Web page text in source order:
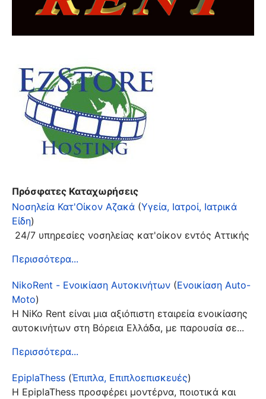
Πρόσφατες Καταχωρήσεις
Νοσηλεία Κατ'Οίκον Αζακά (Υγεία, Ιατροί, Ιατρικά
Είδη)
24/7 υπηρεσίες νοσηλείας κατ'οίκον εντός Αττικής
Περισσότερα...
NikoRent - Ενοικίαση Αυτοκινήτων (Ενοικίαση Auto-
Moto)
Η NiKo Rent είναι μια αξιόπιστη εταιρεία ενοικίασης
αυτοκινήτων στη Βόρεια Ελλάδα, με παρουσία σε...
Περισσότερα...
EpiplaThess (Έπιπλα, Επιπλοεπισκευές)
Η EpiplaThess προσφέρει μοντέρνα, ποιοτικά και